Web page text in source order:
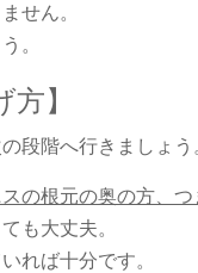
せん。
。
】
段階へ行きましょう
の根元の奥の方、
も大丈夫。
れば十分です。